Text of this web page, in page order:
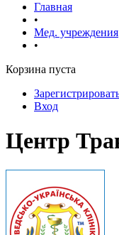
Главная
•
Мед. учреждения
•
Корзина пуста
Вход
Центр